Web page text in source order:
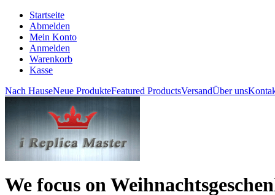
Startseite
Abmelden
Mein Konto
Anmelden
Warenkorb
Kasse
Nach HauseNeue ProdukteFeatured ProductsVersandÜber uns
We focus on